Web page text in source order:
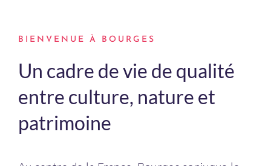
BIENVENUE À BOURGES
Un cadre de vie de qualité
entre culture, nature et
patrimoine